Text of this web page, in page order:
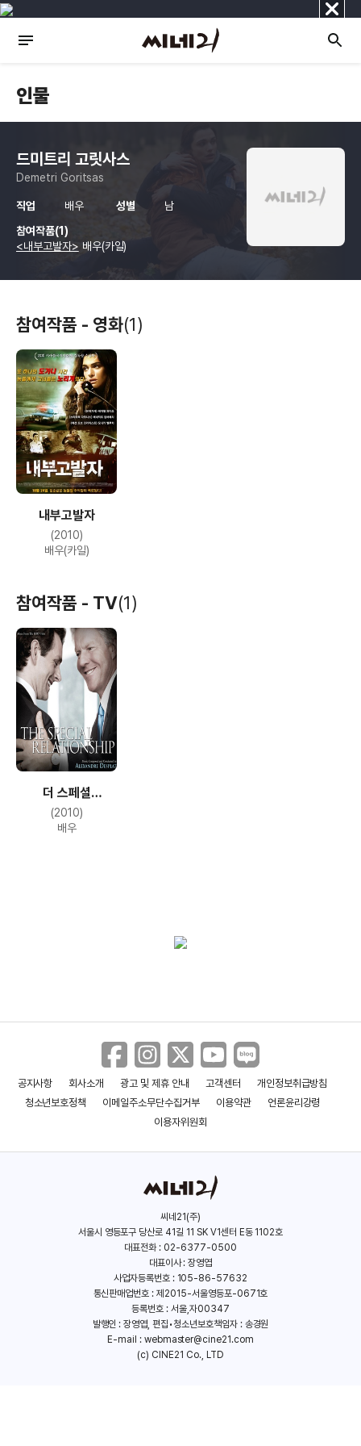
닫
기
인물
드미트리 고릿사스
Demetri Goritsas
직업 배우 성별
남
참여작품(1)
<내부고발자> 배우(카일)
참여작품 - 영화(1)
내부고발자
(2010)
배우(카일)
참여작품 - TV(1)
더 스페셜
릴레이션쉽
(2010)
배우
공지사항 회사소개 광고 및 제휴 안내 고객센터
개인정보취급방침
청소년보호정책
이메일주소무단수집거부 이용약관
언론윤리강령
이용자위원회
씨네21(주)
서울시 영등포구 당산로 41길 11 SK V1센터 E동 1102호
대표전화 : 02-6377-0500
대표이사 : 장영엽
사업자등록번호 : 105-86-57632
통신판매업번호 : 제2015-서울영등포-0671호
등록번호 : 서울,자00347
발행인 : 장영엽, 편집•청소년보호책임자 : 송경원
E-mail : webmaster@cine21.com
(c) CINE21 Co., LTD